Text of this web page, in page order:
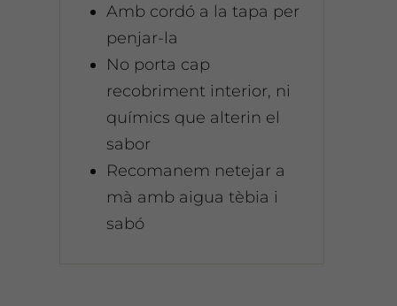
Amb cordó a la tapa per
penjar-la
No porta cap
recobriment interior, ni
químics que alterin el
sabor
Recomanem netejar a
mà amb aigua tèbia i
sabó